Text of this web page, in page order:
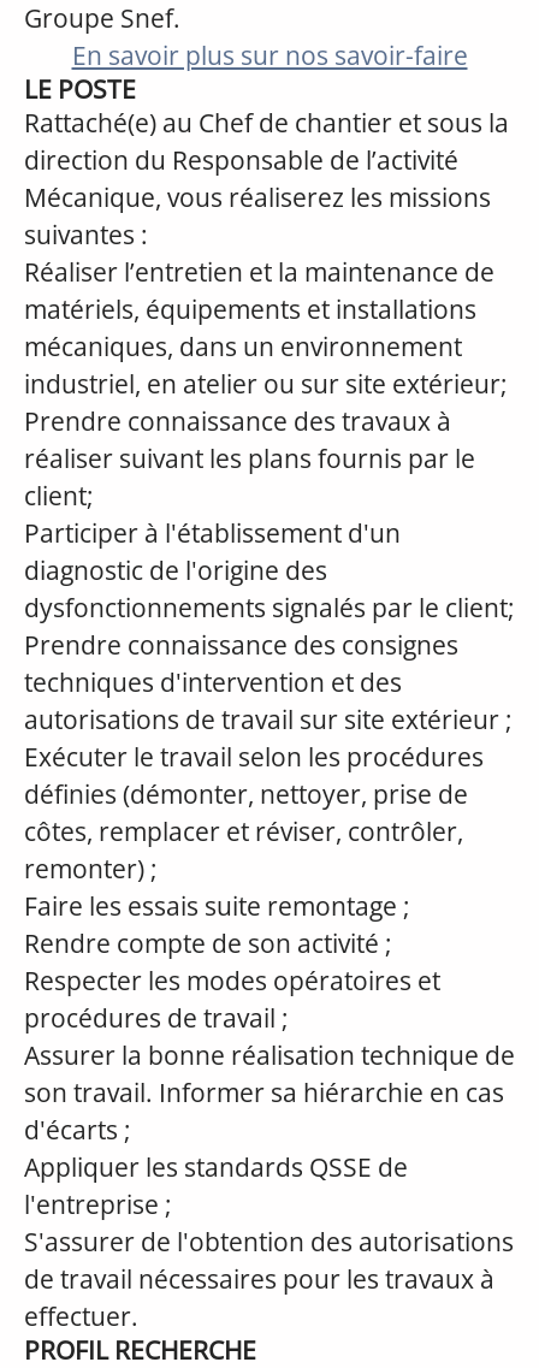
Groupe Snef.
En savoir plus sur nos savoir-faire
LE POSTE
Rattaché(e) au Chef de chantier et sous la
direction du Responsable de l’activité
Mécanique, vous réaliserez les missions
suivantes :
Réaliser l’entretien et la maintenance de
matériels, équipements et installations
mécaniques, dans un environnement
industriel, en atelier ou sur site extérieur;
Prendre connaissance des travaux à
réaliser suivant les plans fournis par le
client;
Participer à l'établissement d'un
diagnostic de l'origine des
dysfonctionnements signalés par le client;
Prendre connaissance des consignes
techniques d'intervention et des
autorisations de travail sur site extérieur ;
Exécuter le travail selon les procédures
définies (démonter, nettoyer, prise de
côtes, remplacer et réviser, contrôler,
remonter) ;
Faire les essais suite remontage ;
Rendre compte de son activité ;
Respecter les modes opératoires et
procédures de travail ;
Assurer la bonne réalisation technique de
son travail. Informer sa hiérarchie en cas
d'écarts ;
Appliquer les standards QSSE de
l'entreprise ;
S'assurer de l'obtention des autorisations
de travail nécessaires pour les travaux à
effectuer.
PROFIL RECHERCHE